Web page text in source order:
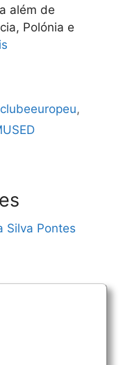
além de
Polónia e
,
Silva Pontes